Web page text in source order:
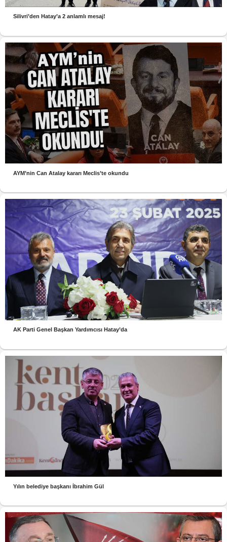
Silivri’den Hatay’a 2 anlamlı mesaj!
AYM’nin Can Atalay kararı Meclis’te okundu
AK Parti Genel Başkan Yardımcısı Hatay’da
Yılın belediye başkanı İbrahim Gül